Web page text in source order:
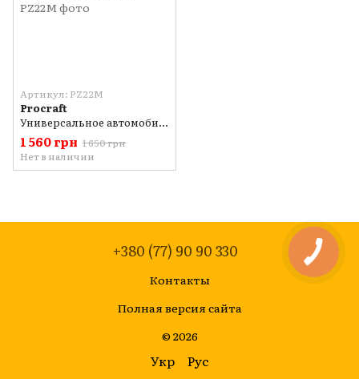
Артикул: PZ22M
Procraft
Универсальное автомобильное инверторное зарядное устройство Proсraft PZ22M 20/15А 12/24в
1 560 грн 1 650 грн
Нет в наличии
+380 (77) 90 90 330
Контакты
Полная версия сайта
© 2026
Укр Рус